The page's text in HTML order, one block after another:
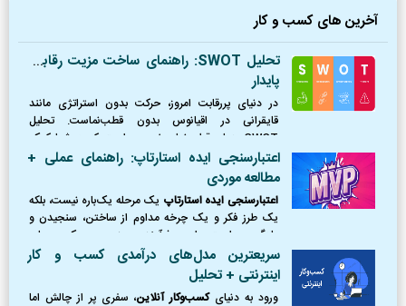
آخرین های کسب و کار
تحلیل SWOT: راهنمای ساخت مزیت رقابتی
پایدار
در دنیای پررقابت امروز، حرکت بدون استراتژی مانند
قایقرانی در اقیانوس بدون قطب‌نماست. تحلیل
SWOT همان قطب‌نمای ضروری است که به شما کمک
می‌کند موقعیت دقیق خود را بشناسید، از طوفان‌ها
(تهدیدها) دوری کنید،
اعتبارسنجی ایده استارتاپ: راهنمای عملی +
مطالعه موردی
اعتبارسنجی ایده استارتاپ یک مرحله یک‌باره نیست، بلکه
یک طرز فکر و یک چرخه مداوم از ساختن، سنجیدن و
یادگیری است. این فرآیند، مرز بین یک رویای
شکست‌خورده و یک کسب‌وکار موفق را ترسیم می‌کند.
سریعترین مدل‌های درآمدی کسب و کار
اینترنتی + تحلیل
ورود به دنیایکسب‌وکار آنلاین، سفری پر از چالش اما